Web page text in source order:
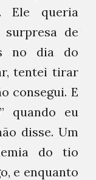
Ele queria
de
no dia do
tentei tirar
consegui. E
quando eu
disse. Um
do tio
e enquanto